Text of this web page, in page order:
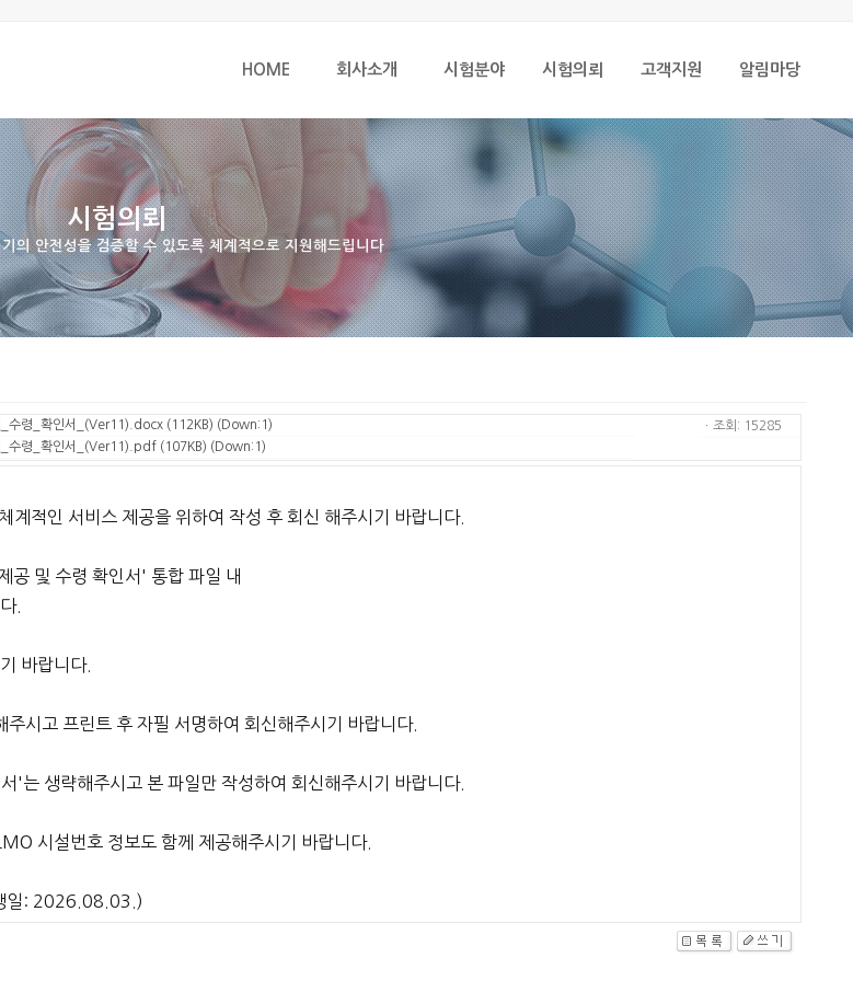
HOME 회사소개 시험분야 시험의뢰 고객지원 알림마당
시험의뢰
의 안전성을 검증할 수 있도록 체계적으로 지원해드립니다
_수령_확인서_(Ver11).docx(112KB) (Down:1)
_수령_확인서_(Ver11).pdf(107KB) (Down:1)
ㆍ조회: 15285
적인 서비스 제공을 위하여 작성 후 회신 해주시기 바랍니다.
및 수령 확인서' 통합 파일 내
.
바랍니다.
시고 프린트 후 자필 서명하여 회신해주시기 바랍니다.
'는 생략해주시고 본 파일만 작성하여 회신해주시기 바랍니다.
시설번호 정보도 함께 제공해주시기 바랍니다.
일: 2026.08.03.)